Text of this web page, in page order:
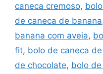
caneca cremoso,
de caneca de banana
banana com aveia,
fit, bolo de caneca
de chocolate, bolo